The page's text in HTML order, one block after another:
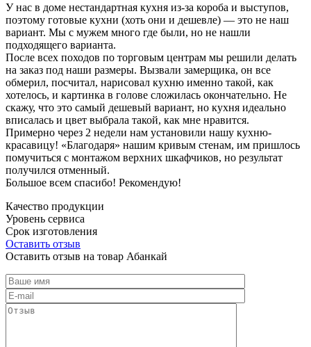
У нас в доме нестандартная кухня из-за короба и выступов,
поэтому готовые кухни (хоть они и дешевле) — это не наш
вариант. Мы с мужем много где были, но не нашли
подходящего варианта.
После всех походов по торговым центрам мы решили делать
на заказ под наши размеры. Вызвали замерщика, он все
обмерил, посчитал, нарисовал кухню именно такой, как
хотелось, и картинка в голове сложилась окончательно. Не
скажу, что это самый дешевый вариант, но кухня идеально
вписалась и цвет выбрала такой, как мне нравится.
Примерно через 2 недели нам установили нашу кухню-
красавицу! «Благодаря» нашим кривым стенам, им пришлось
помучиться с монтажом верхних шкафчиков, но результат
получился отменный.
Большое всем спасибо! Рекомендую!
Качество продукции
Уровень сервиса
Срок изготовления
Оставить отзыв
Оставить отзыв на товар Абанкай